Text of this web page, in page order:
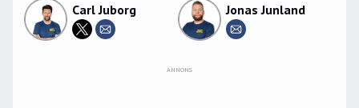
Carl Juborg Jonas Junland
ANNONS